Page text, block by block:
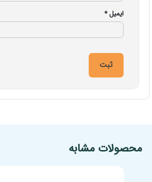
ایمیل*
محصولات مشابه